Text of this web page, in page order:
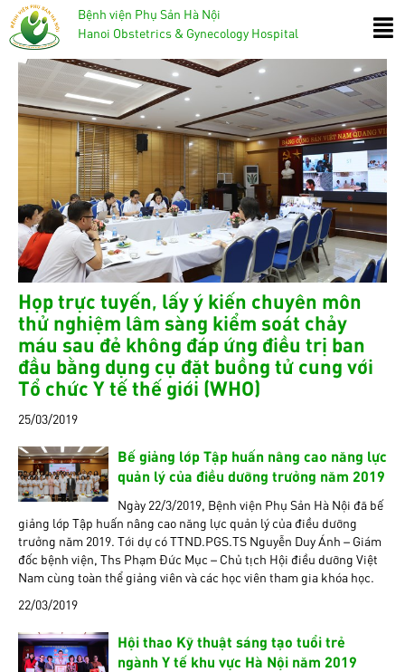
Bệnh viện Phụ Sản Hà Nội
Hanoi Obstetrics & Gynecology Hospital
Họp trực tuyến, lấy ý kiến chuyên môn
thử nghiệm lâm sàng kiểm soát chảy
máu sau đẻ không đáp ứng điều trị ban
đầu bằng dụng cụ đặt buồng tử cung với
Tổ chức Y tế thế giới (WHO)
25/03/2019
Bế giảng lớp Tập huấn nâng cao năng lực
quản lý của điều dưỡng trưởng năm 2019
Ngày 22/3/2019, Bệnh viện Phụ Sản Hà Nội đã bế
giảng lớp Tập huấn nâng cao năng lực quản lý của điều dưỡng
trưởng năm 2019. Tới dự có TTND.PGS.TS Nguyễn Duy Ánh – Giám
đốc bệnh viện, Ths Phạm Đức Mục – Chủ tịch Hội điều dưỡng Việt
Nam cùng toàn thể giảng viên và các học viên tham gia khóa học.
22/03/2019
Hội thao Kỹ thuật sáng tạo tuổi trẻ
ngành Y tế khu vực Hà Nội năm 2019